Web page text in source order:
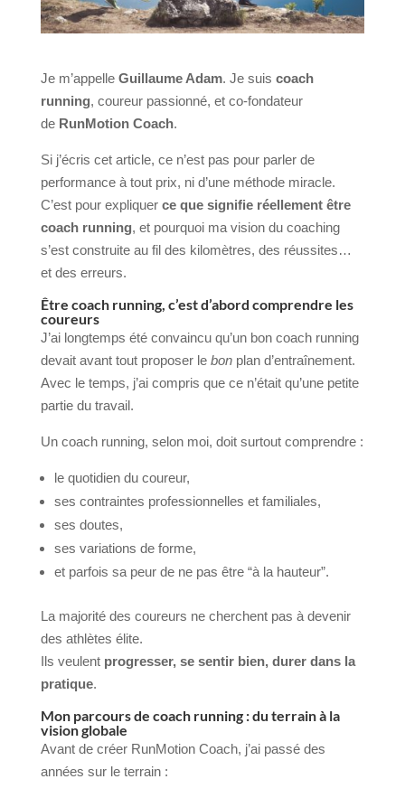
Je m’appelle Guillaume Adam. Je suis coach
running, coureur passionné, et co-fondateur
de RunMotion Coach.
Si j’écris cet article, ce n’est pas pour parler de
performance à tout prix, ni d’une méthode miracle.
C’est pour expliquer ce que signifie réellement être
coach running, et pourquoi ma vision du coaching
s’est construite au fil des kilomètres, des réussites…
et des erreurs.
Être coach running, c’est d’abord comprendre les
coureurs
J’ai longtemps été convaincu qu’un bon coach running
devait avant tout proposer le bonplan d’entraînement.
Avec le temps, j’ai compris que ce n’était qu’une petite
partie du travail.
Un coach running, selon moi, doit surtout comprendre :
le quotidien du coureur,
ses contraintes professionnelles et familiales,
ses doutes,
ses variations de forme,
et parfois sa peur de ne pas être “à la hauteur”.
La majorité des coureurs ne cherchent pas à devenir
des athlètes élite.
Ils veulent progresser, se sentir bien, durer dans la
pratique.
Mon parcours de coach running : du terrain à la
vision globale
Avant de créer RunMotion Coach, j’ai passé des
années sur le terrain :